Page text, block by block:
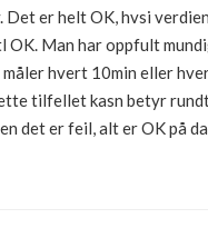
er helt OK, hvsi
Man har oppfult
hvert 10min eller
tilfellet kasn betyr
det er feil, alt er OK på